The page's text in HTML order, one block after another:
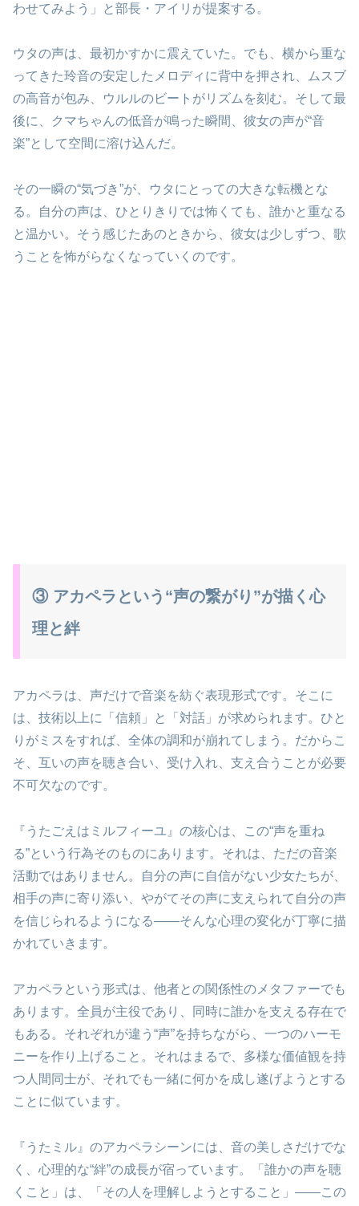
わせてみよう」と部長・アイリが提案する。
ウタの声は、最初かすかに震えていた。でも、横から重な
ってきた玲音の安定したメロディに背中を押され、ムスブ
の高音が包み、ウルルのビートがリズムを刻む。そして最
後に、クマちゃんの低音が鳴った瞬間、彼女の声が“音
楽”として空間に溶け込んだ。
その一瞬の“気づき”が、ウタにとっての大きな転機とな
る。自分の声は、ひとりきりでは怖くても、誰かと重なる
と温かい。そう感じたあのときから、彼女は少しずつ、歌
うことを怖がらなくなっていくのです。
③ アカペラという“声の繋がり”が描く心
理と絆
アカペラは、声だけで音楽を紡ぐ表現形式です。そこに
は、技術以上に「信頼」と「対話」が求められます。ひと
りがミスをすれば、全体の調和が崩れてしまう。だからこ
そ、互いの声を聴き合い、受け入れ、支え合うことが必要
不可欠なのです。
『うたごえはミルフィーユ』の核心は、この“声を重ね
る”という行為そのものにあります。それは、ただの音楽
活動ではありません。自分の声に自信がない少女たちが、
相手の声に寄り添い、やがてその声に支えられて自分の声
を信じられるようになる——そんな心理の変化が丁寧に描
かれていきます。
アカペラという形式は、他者との関係性のメタファーでも
あります。全員が主役であり、同時に誰かを支える存在で
もある。それぞれが違う“声”を持ちながら、一つのハーモ
ニーを作り上げること。それはまるで、多様な価値観を持
つ人間同士が、それでも一緒に何かを成し遂げようとする
ことに似ています。
『うたミル』のアカペラシーンには、音の美しさだけでな
く、心理的な“絆”の成長が宿っています。「誰かの声を聴
くこと」は、「その人を理解しようとすること」——この